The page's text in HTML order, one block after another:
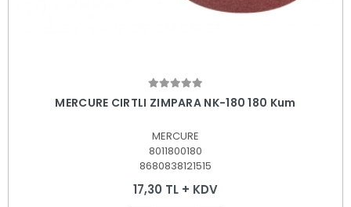
Sepete Ekle
MERCURE CIRTLI ZIMPARA NK-180 180 Kum
MERCURE
8011800180
8680838121515
17,30 TL + KDV